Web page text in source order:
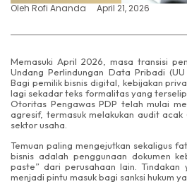
Oleh Rofi Ananda April 21, 2026
Memasuki April 2026, masa transisi
Undang Perlindungan Data Pribadi
Bagi pemilik bisnis digital, kebijakan
lagi sekadar teks formalitas yang
Otoritas Pengawas PDP telah mulai
agresif, termasuk melakukan audit
sektor usaha.
Temuan paling mengejutkan sekaligus
bisnis adalah penggunaan dokumen
paste” dari perusahaan lain.
menjadi pintu masuk bagi sanksi hukum